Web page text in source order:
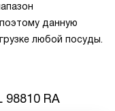
данную
любой посуды.
98810 RA